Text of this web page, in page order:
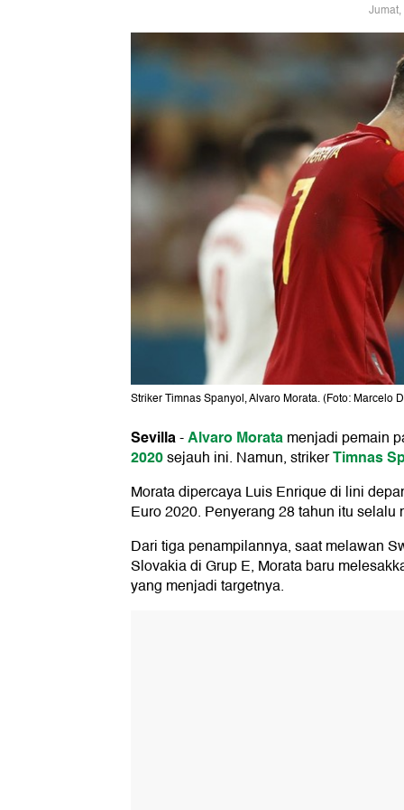
Striker Timnas Spanyol, Alvaro Morata. (Foto: Marcelo
Sevilla-Alvaro Moratamenjadi pemain
2020sejauh ini. Namun, strikerTimnas
Morata dipercaya Luis Enrique di lini
Euro 2020. Penyerang 28 tahun itu selalu
Dari tiga penampilannya, saat melawan
Slovakia di Grup E, Morata baru
yang menjadi targetnya.